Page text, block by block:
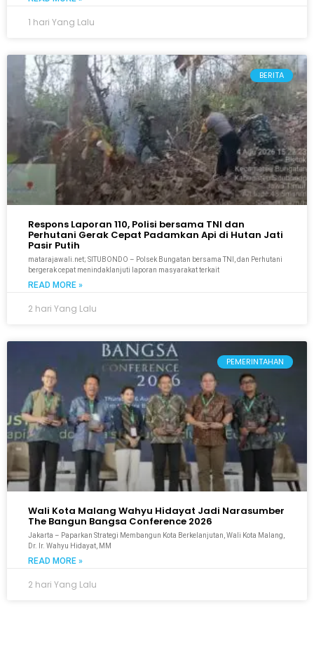
1 hari Yang Lalu
BERITA
Respons Laporan 110, Polisi bersama TNI dan
Perhutani Gerak Cepat Padamkan Api di Hutan Jati
Pasir Putih
matarajawali.net; SITUBONDO – Polsek Bungatan bersama TNI, dan Perhutani
bergerak cepat menindaklanjuti laporan masyarakat terkait
READ MORE »
2 hari Yang Lalu
PEMERINTAHAN
Wali Kota Malang Wahyu Hidayat Jadi Narasumber
The Bangun Bangsa Conference 2026
Jakarta – Paparkan Strategi Membangun Kota Berkelanjutan, Wali Kota Malang,
Dr. Ir. Wahyu Hidayat, MM
READ MORE »
2 hari Yang Lalu